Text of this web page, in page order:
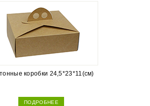
коробки 24,5*23*11(см)
ПОДРОБНЕЕ